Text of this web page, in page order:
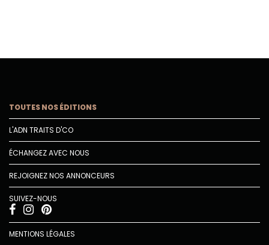
TOUTES NOS ÉDITIONS
L'ADN TRAITS D'CO
ÉCHANGEZ AVEC NOUS
REJOIGNEZ NOS ANNONCEURS
SUIVEZ-NOUS
MENTIONS LÉGALES